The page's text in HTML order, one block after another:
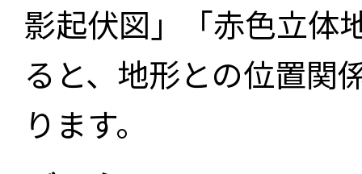
影起伏図」「赤色立体
ると、地形との位置関
ります。